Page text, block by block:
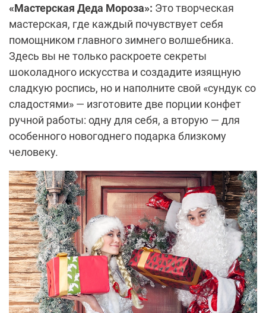
«Мастерская Деда Мороза»: Это творческая
мастерская, где каждый почувствует себя
помощником главного зимнего волшебника.
Здесь вы не только раскроете секреты
шоколадного искусства и создадите изящную
сладкую роспись, но и наполните свой «сундук со
сладостями» — изготовите две порции конфет
ручной работы: одну для себя, а вторую — для
особенного новогоднего подарка близкому
человеку.